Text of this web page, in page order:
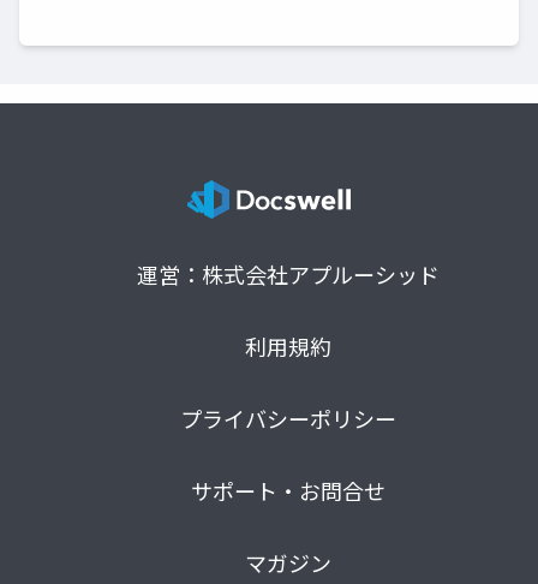
運営：株式会社アプルーシッド
利用規約
プライバシーポリシー
サポート・お問合せ
マガジン